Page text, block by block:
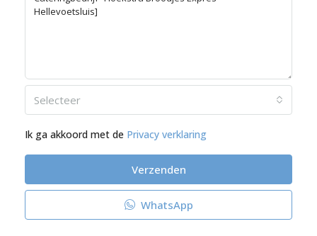
Selecteer
Ik ga akkoord met de Privacy verklaring
Verzenden
WhatsApp